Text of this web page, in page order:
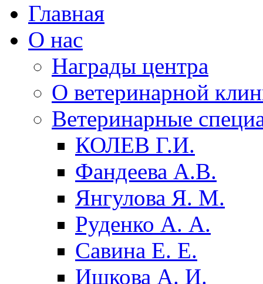
Главная
О нас
Награды центра
О ветеринарной
Ветеринарные
КОЛЕВ Г.И.
Фандеева А.B.
Янгулова Я. М.
Руденко А. А.
Савина Е. Е.
Ишкова А. И.